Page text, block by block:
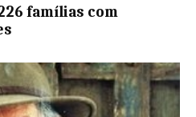
famílias com